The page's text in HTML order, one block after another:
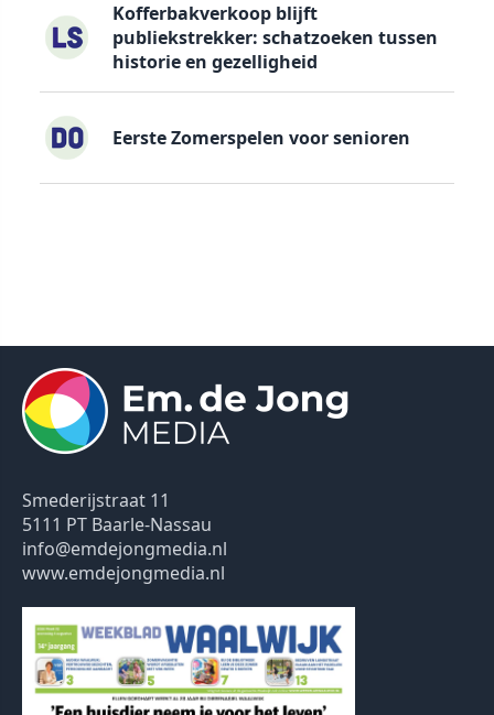
Kofferbakverkoop blijft
publiekstrekker: schatzoeken tussen
historie en gezelligheid
Eerste Zomerspelen voor senioren
Smederijstraat 11
5111 PT Baarle-Nassau
info@emdejongmedia.nl
www.emdejongmedia.nl